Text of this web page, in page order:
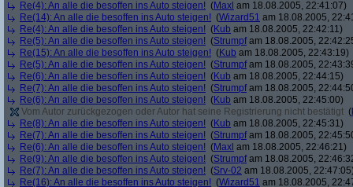
Re(4): An alle die besoffen ins Auto steigen! (Maxl am 18.08.2005, 22:41:07)
Re(14): An alle die besoffen ins Auto steigen! (Wizard51 am 18.08.2005,
Re(4): An alle die besoffen ins Auto steigen! (Kub am 18.08.2005, 22:42:11)
Re(5): An alle die besoffen ins Auto steigen! (Strumpfam 18.08.2005,
Re(15): An alle die besoffen ins Auto steigen! (Kub am 18.08.2005, 22:43:19)
Re(5): An alle die besoffen ins Auto steigen! (Strumpfam 18.08.2005,
Re(6): An alle die besoffen ins Auto steigen! (Kub am 18.08.2005, 22:44:15)
Re(7): An alle die besoffen ins Auto steigen! (Strumpfam 18.08.2005,
Re(6): An alle die besoffen ins Auto steigen! (Kub am 18.08.2005, 22:45:00)
Vom Autor zurückgezogen oder Autor hat seine Registrierung nicht bestätigt (
Re(8): An alle die besoffen ins Auto steigen! (Kub am 18.08.2005, 22:45:31)
Re(7): An alle die besoffen ins Auto steigen! (Strumpfam 18.08.2005,
Re(6): An alle die besoffen ins Auto steigen! (Maxl am 18.08.2005, 22:46:21)
Re(9): An alle die besoffen ins Auto steigen! (Strumpfam 18.08.2005,
Re(7): An alle die besoffen ins Auto steigen! (Srv-02 am 18.08.2005,
Re(16): An alle die besoffen ins Auto steigen! (Wizard51 am 18.08.2005,